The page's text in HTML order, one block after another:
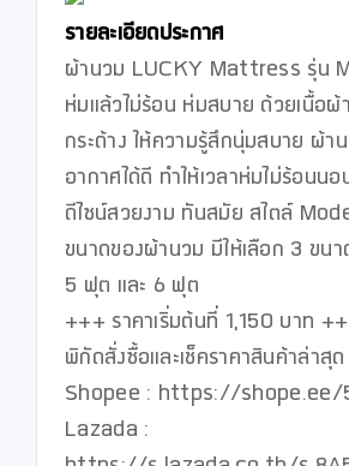
รายละเอียดประกาศ
ผ้านวม LUCKY Mattress รุ่น
ห่มแล้วไม่ร้อน ห่มสบาย ด้วยเนื้อผ้
กระด้าง ให้ความรู้สึกนุ่มสบาย ผ้า
อากาศได้ดี ทำให้เวลาห่มไม่ร้อนน
ดีไซน์สวยงาม ทันสมัย สไตล์
ขนาดของผ้านวม มีให้เลือก 3 ขน
5 ฟุต และ 6 ฟุต
+++ ราคาเริ่มต้นที่ 1,150 บาท
พิกัดสั่งซื้อและเช็คราคาสินค้าล่าสุด
Shopee : https://shope.ee/
Lazada :